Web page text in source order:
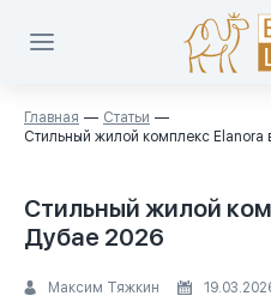
Главная
Статьи
Стильный жилой комплекс Elanora
Стильный жилой
Дубае 2026
Максим Тяжкин